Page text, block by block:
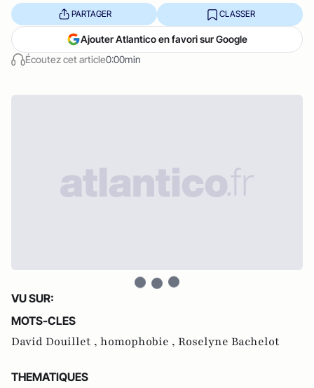
Écoutez cet article0:00min
PARTAGER CLASSER
Ajouter Atlantico en favori sur Google
VU SUR:
MOTS-CLES
David Douillet , homophobie , Roselyne Bachelot
THEMATIQUES